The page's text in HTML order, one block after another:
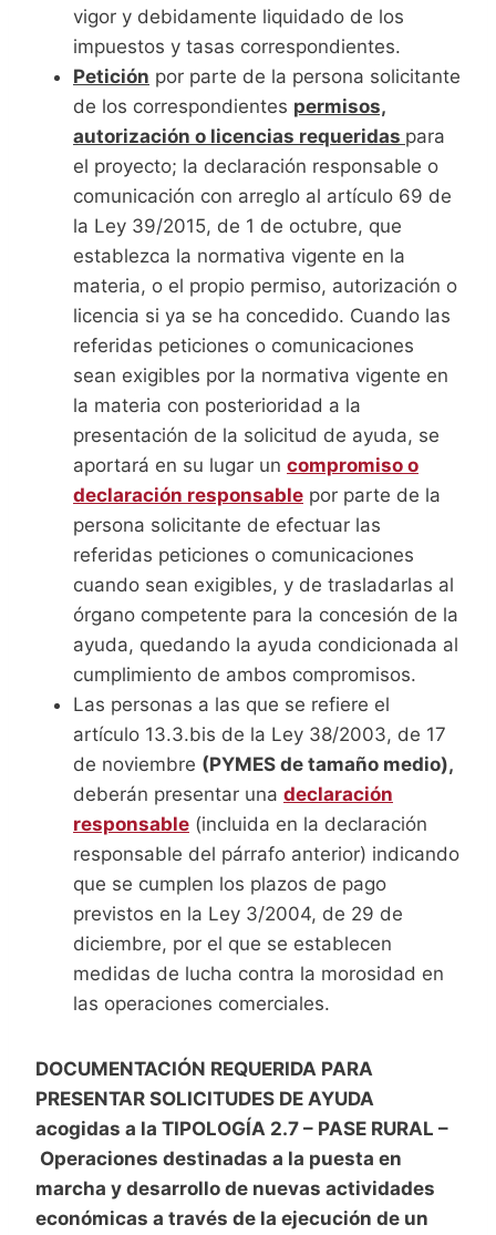
vigor y debidamente liquidado de los
impuestos y tasas correspondientes.
Petición por parte de la persona solicitante
de los correspondientes permisos,
autorización o licencias requeridas para
el proyecto; la declaración responsable o
comunicación con arreglo al artículo 69 de
la Ley 39/2015, de 1 de octubre, que
establezca la normativa vigente en la
materia, o el propio permiso, autorización o
licencia si ya se ha concedido. Cuando las
referidas peticiones o comunicaciones
sean exigibles por la normativa vigente en
la materia con posterioridad a la
presentación de la solicitud de ayuda, se
aportará en su lugar un compromiso o
declaración responsable por parte de la
persona solicitante de efectuar las
referidas peticiones o comunicaciones
cuando sean exigibles, y de trasladarlas al
órgano competente para la concesión de la
ayuda, quedando la ayuda condicionada al
cumplimiento de ambos compromisos.
Las personas a las que se refiere el
artículo 13.3.bis de la Ley 38/2003, de 17
de noviembre (PYMES de tamaño medio),
deberán presentar una declaración
responsable (incluida en la declaración
responsable del párrafo anterior) indicando
que se cumplen los plazos de pago
previstos en la Ley 3/2004, de 29 de
diciembre, por el que se establecen
medidas de lucha contra la morosidad en
las operaciones comerciales.
DOCUMENTACIÓN REQUERIDA PARA
PRESENTAR SOLICITUDES DE AYUDA
acogidas a la TIPOLOGÍA 2.7 – PASE RURAL –
Operaciones destinadas a la puesta en
marcha y desarrollo de nuevas actividades
económicas a través de la ejecución de un